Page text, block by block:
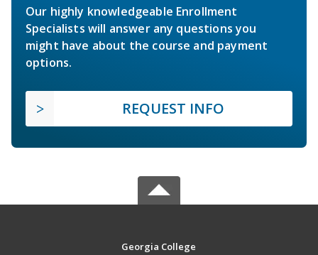
Our highly knowledgeable Enrollment
Specialists will answer any questions you
might have about the course and payment
options.
REQUEST INFO
Georgia College